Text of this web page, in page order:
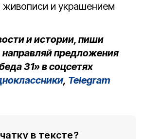
и украшением
и истории, пиши
предложения
31» в соцсетях
, Telegram
в тексте?